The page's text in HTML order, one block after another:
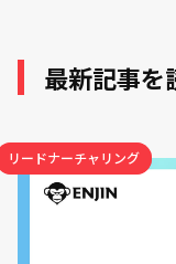
最新記事を
リードナーチャリング